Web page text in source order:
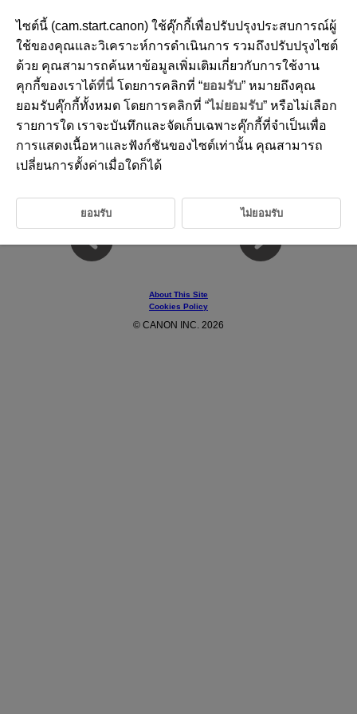
D403-018
Trademarks and Licensing
The Bluetooth
word mark and logos are registered trademarks
owned by Bluetooth SIG, Inc. and any use of such marks by Canon
Inc. is under license. Other trademarks and trade names are those
About This Site
Cookies Policy
© CANON INC. 2026
ไซต์นี้ (cam.start.canon) ใช้คุ๊กกี้เพื่อปรับปรุงประสบการณ์ผู้
ใช้ของคุณและวิเคราะห์การดำเนินการ รวมถึงปรับปรุงไซต์
ด้วย คุณสามารถค้นหาข้อมูลเพิ่มเติมเกี่ยวกับการใช้งาน
คุกกี้ของเราได้ที่นี่โดยการคลิกที่ “ยอมรับ” หมายถึงคุณ
ยอมรับคุ๊กกี้ทั้งหมด โดยการคลิกที่ “ไม่ยอมรับ” หรือไม่เลือก
รายการใด เราจะบันทึกและจัดเก็บเฉพาะคุ๊กกี้ที่จำเป็นเพื่อ
การแสดงเนื้อหาและฟังก์ชันของไซต์เท่านั้น คุณสามารถ
เปลี่ยนการตั้งค่าเมื่อใดก็ได้
ยอมรับ ไม่ยอมรับ